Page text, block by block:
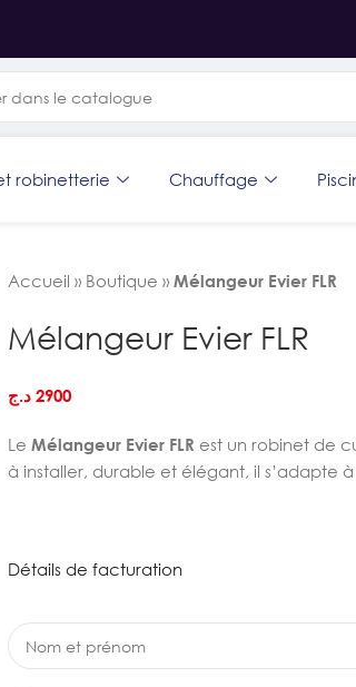
robinetterie Chauffage
Accueil » Boutique » Mélangeur Evier FLR
Mélangeur Evier FLR
2900 د.ج
Le Mélangeur Evier FLR est un robinet de
à installer, durable et élégant, il s’adapte
Détails de facturation